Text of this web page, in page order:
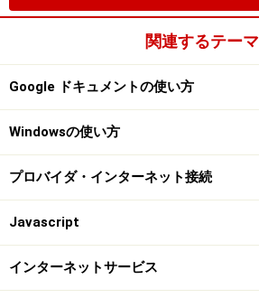
関連するテーマ
Google ドキュメントの使い方
Windowsの使い方
プロバイダ・インターネット接続
Javascript
インターネットサービス